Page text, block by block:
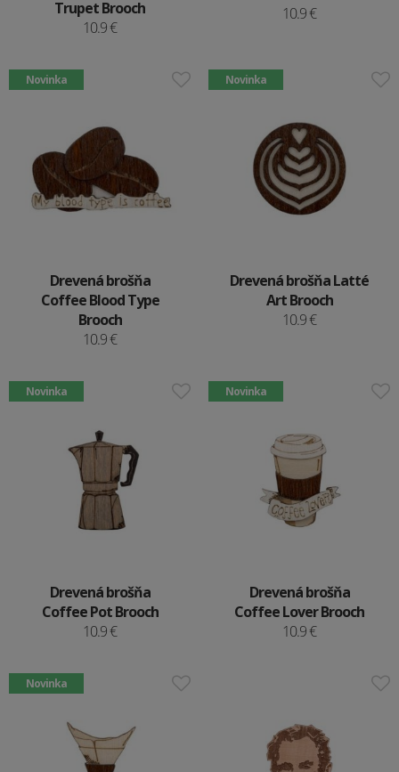
Trupet Brooch
10.9 €
10.9 €
Novinka
Drevená brošňa
Coffee Blood Type
Brooch
10.9 €
Novinka
Drevená brošňa Latté
Art Brooch
10.9 €
Novinka
Drevená brošňa
Coffee Pot Brooch
10.9 €
Novinka
Drevená brošňa
Coffee Lover Brooch
10.9 €
Novinka